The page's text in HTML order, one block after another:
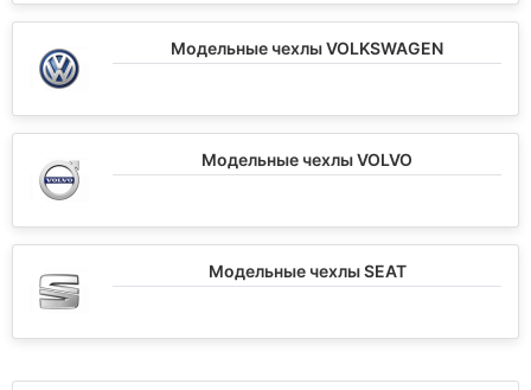
Модельные чехлы VOLKSWAGEN
Модельные чехлы VOLVO
Модельные чехлы SEAT